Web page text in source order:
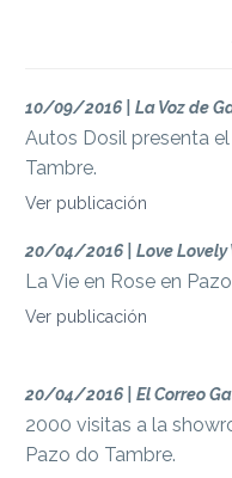
10/09/2016 | La Voz de
Autos Dosil presenta
Tambre.
Ver publicación
20/04/2016 | Love Lovely
La Vie en Rose en
Ver publicación
20/04/2016 | El Correo
2000 visitas a la
Pazo do Tambre.